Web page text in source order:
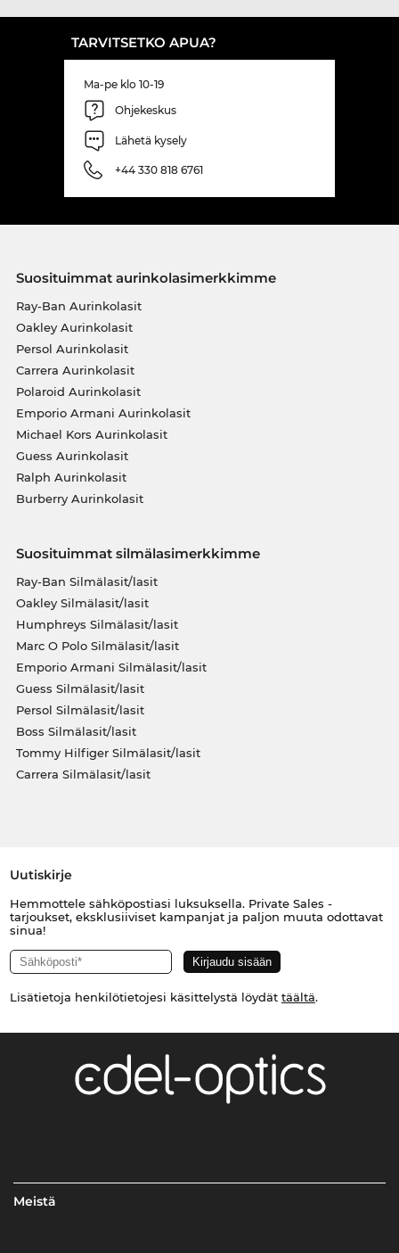
TARVITSETKO APUA?
Ma-pe klo 10-19
Ohjekeskus
Lähetä kysely
+44 330 818 6761
Suosituimmat aurinkolasimerkkimme
Ray-Ban Aurinkolasit
Oakley Aurinkolasit
Persol Aurinkolasit
Carrera Aurinkolasit
Polaroid Aurinkolasit
Emporio Armani Aurinkolasit
Michael Kors Aurinkolasit
Guess Aurinkolasit
Ralph Aurinkolasit
Burberry Aurinkolasit
Suosituimmat silmälasimerkkimme
Ray-Ban Silmälasit/lasit
Oakley Silmälasit/lasit
Humphreys Silmälasit/lasit
Marc O Polo Silmälasit/lasit
Emporio Armani Silmälasit/lasit
Guess Silmälasit/lasit
Persol Silmälasit/lasit
Boss Silmälasit/lasit
Tommy Hilfiger Silmälasit/lasit
Carrera Silmälasit/lasit
Uutiskirje
Hemmottele sähköpostiasi luksuksella. Private Sales -
tarjoukset, eksklusiiviset kampanjat ja paljon muuta odottavat
sinua!
Lisätietoja henkilötietojesi käsittelystä löydät täältä.
Meistä